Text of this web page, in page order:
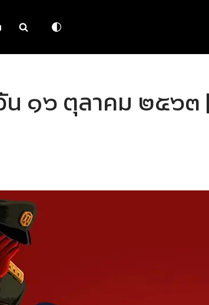
๑๖ ตุลาคม ๒๕๖๓